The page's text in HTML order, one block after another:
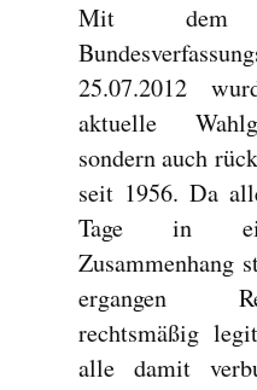
Mit dem
25.07.2012
aktuelle
sondern auch
seit 1956. Da
Tage in
Zusammenhang
ergangen
rechtsmäßig
alle damit